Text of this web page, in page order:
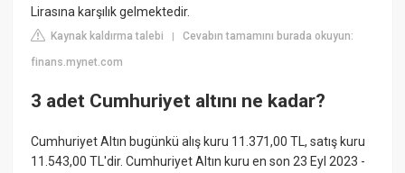
Lirasına karşılık gelmektedir.
Kaynak kaldırma talebi |Cevabın tamamını burada okuyun:
finans.mynet.com
3 adet Cumhuriyet altını ne kadar?
Cumhuriyet Altın bugünkü alış kuru 11.371,00 TL, satış kuru
11.543,00 TL'dir. Cumhuriyet Altın kuru en son 23 Eyl 2023 -